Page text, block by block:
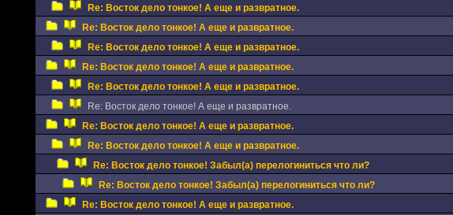
Re: Восток дело тонкое! А еще и развратное.
Re: Восток дело тонкое! А еще и развратное.
Re: Восток дело тонкое! А еще и развратное.
Re: Восток дело тонкое! А еще и развратное.
Re: Восток дело тонкое! А еще и развратное.
Re: Восток дело тонкое! А еще и развратное.
Re: Восток дело тонкое! А еще и развратное.
Re: Восток дело тонкое! А еще и развратное.
Re: Восток дело тонкое! Забыл(а) перелогиниться что ли?
Re: Восток дело тонкое! Забыл(а) перелогиниться что ли?
Re: Восток дело тонкое! А еще и развратное.